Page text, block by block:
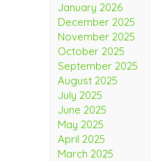
January 2026
December 2025
November 2025
October 2025
September 2025
August 2025
July 2025
June 2025
May 2025
April 2025
March 2025